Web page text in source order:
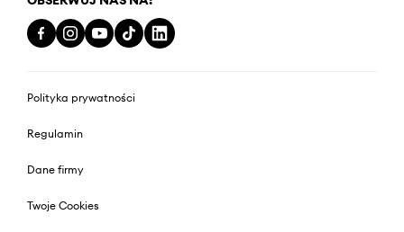
Polityka prywatności
Regulamin
Dane firmy
Twoje Cookies